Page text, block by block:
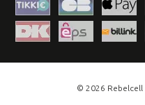
© 2026 Rebelcell